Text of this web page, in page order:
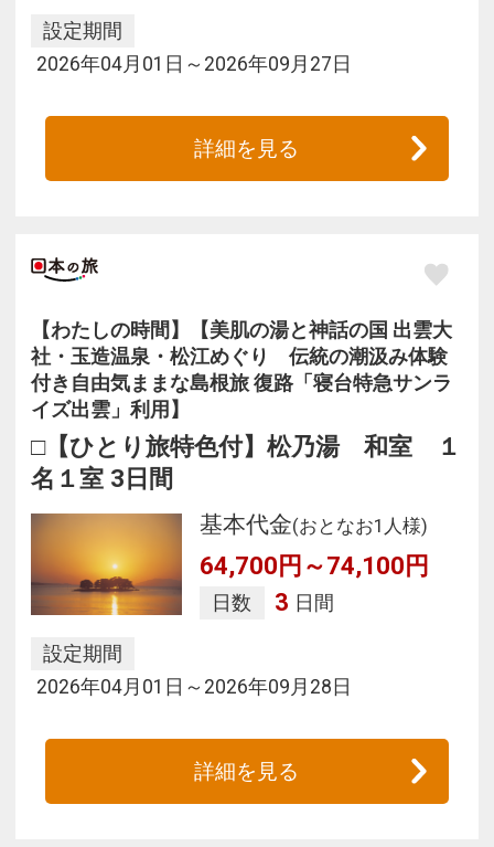
設定期間
2026年04月01日～2026年09月27日
詳細を見る
【わたしの時間】【美肌の湯と神話の国 出雲大
社・玉造温泉・松江めぐり 伝統の潮汲み体験
付き自由気ままな島根旅 復路「寝台特急サンラ
イズ出雲」利用】
□【ひとり旅特色付】松乃湯 和室 １
名１室 3日間
基本代金(おとなお1人様)
64,700円～74,100円
日数 3 日間
設定期間
2026年04月01日～2026年09月28日
詳細を見る